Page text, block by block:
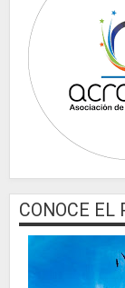
CONOCE EL